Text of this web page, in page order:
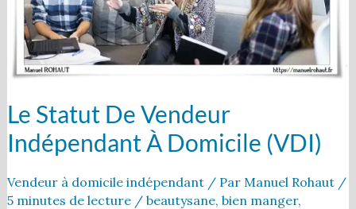
Le Statut De Vendeur
Indépendant À Domicile (VDI)
Vendeur à domicile indépendant/ Par Manuel Rohaut /
5 minutes de lecture/ beautysane, bien manger,